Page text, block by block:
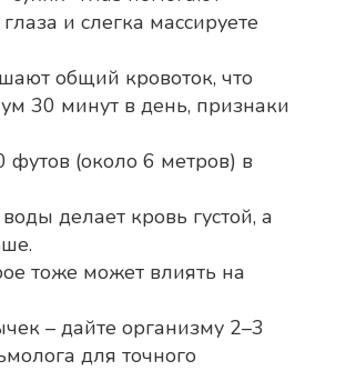
и слегка массируете
общий кровоток, что
30 минут в день, признаки
(около 6 метров) в
делает кровь густой, а
тоже может влиять на
– дайте организму 2–3
для точного